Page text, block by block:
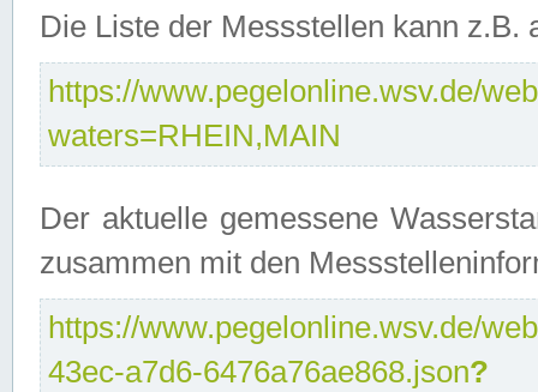
Die Liste der Messstellen kann
https://www.pegelonline.wsv.de/
waters=RHEIN,MAIN
Der aktuelle gemessene
zusammen mit den
https://www.pegelonline.wsv.de/
43ec-a7d6-6476a76ae868.json?